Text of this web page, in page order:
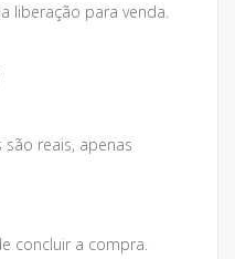
liberação para venda.
reais, apenas
concluir a compra.